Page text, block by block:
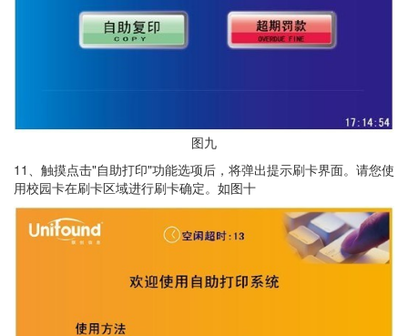
图九
11、触摸点击"自助打印"功能选项后，将弹出提示刷卡界面。请您使
用校园卡在刷卡区域进行刷卡确定。如图十